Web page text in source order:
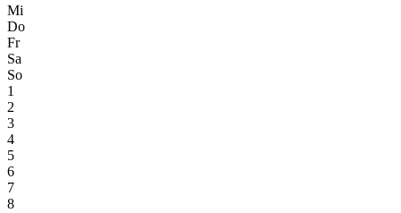
Mi
Do
Fr
Sa
So
1
2
3
4
5
6
7
8